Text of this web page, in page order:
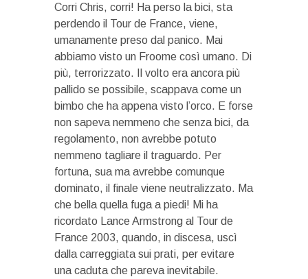
Corri Chris, corri! Ha perso la bici, sta
perdendo il Tour de France, viene,
umanamente preso dal panico. Mai
abbiamo visto un Froome così umano. Di
più, terrorizzato. Il volto era ancora più
pallido se possibile, scappava come un
bimbo che ha appena visto l’orco. E forse
non sapeva nemmeno che senza bici, da
regolamento, non avrebbe potuto
nemmeno tagliare il traguardo. Per
fortuna, sua ma avrebbe comunque
dominato, il finale viene neutralizzato. Ma
che bella quella fuga a piedi! Mi ha
ricordato Lance Armstrong al Tour de
France 2003, quando, in discesa, uscì
dalla carreggiata sui prati, per evitare
una caduta che pareva inevitabile.